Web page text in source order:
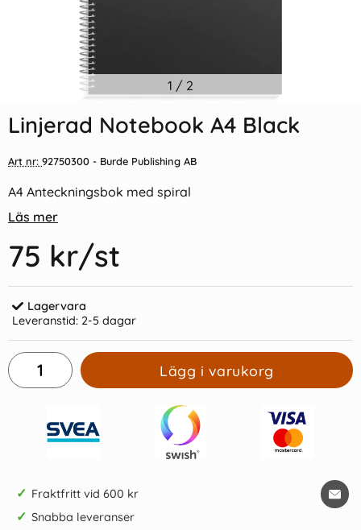
Indexflikar och Frixion clicker
svart
55 kr/st 75 kr/st
1 / 2
Linjerad Notebook A4 Black
Art nr: 92750300 - Burde Publishing AB
A4 Anteckningsbok med spiral
Läs mer
75 kr/st
Lagervara
Leveranstid: 2-5 dagar
Lägg i varukorg
✓ Fraktfritt vid 600 kr
✓ Snabba leveranser